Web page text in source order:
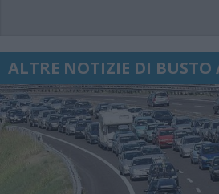
ALTRE NOTIZIE DI BUSTO